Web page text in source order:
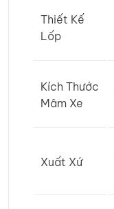
Thiết Kế
Lốp
Kích Thước
Mâm Xe
Xuất Xứ